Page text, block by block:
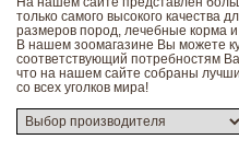
только самого высокого качества
размеров пород, лечебные корма
В нашем зоомагазине Вы можете
соответствующий потребностям
что на нашем сайте собраны
со всех уголков мира!